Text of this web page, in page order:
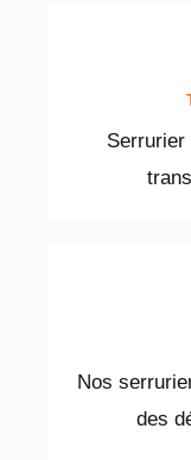
Serrurier
Nos
des